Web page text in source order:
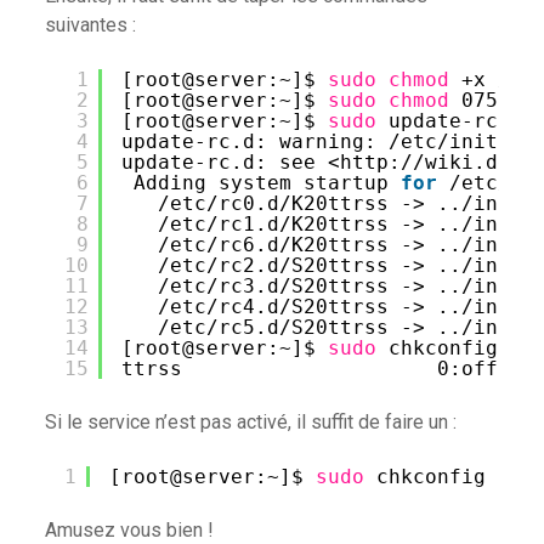
suivantes :
1
2
3
4
5
6
7
8
9
10
11
12
13
14
15
[root@server:~]$ sudo chmod +x
[root@server:~]$ sudo chmod 0755
[root@server:~]$ sudo
update-rc.d
update-rc.d: warning: /etc/init
update-rc.d: see <http: //wiki
Adding system startup for
/etc/
/etc/rc0 .d/K20ttrss -> .. /init
/etc/rc1 .d/K20ttrss -> .. /init
/etc/rc6 .d/K20ttrss -> .. /init
/etc/rc2 .d/S20ttrss -> .. /init
/etc/rc3 .d/S20ttrss -> .. /init
/etc/rc4 .d/S20ttrss -> .. /init
/etc/rc5 .d/S20ttrss -> .. /init
[root@server:~]$ sudo
chkconfig
ttrss                     0:off
Si le service n’est pas activé, il suffit de faire un :
1 [root@server:~]$ sudo chkconfig
Amusez vous bien !